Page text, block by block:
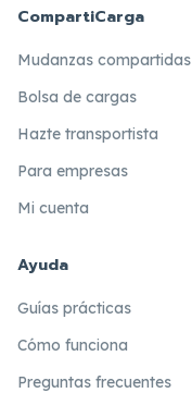
CompartiCarga
Mudanzas compartidas
Bolsa de cargas
Hazte transportista
Para empresas
Mi cuenta
Ayuda
Guías prácticas
Cómo funciona
Preguntas frecuentes